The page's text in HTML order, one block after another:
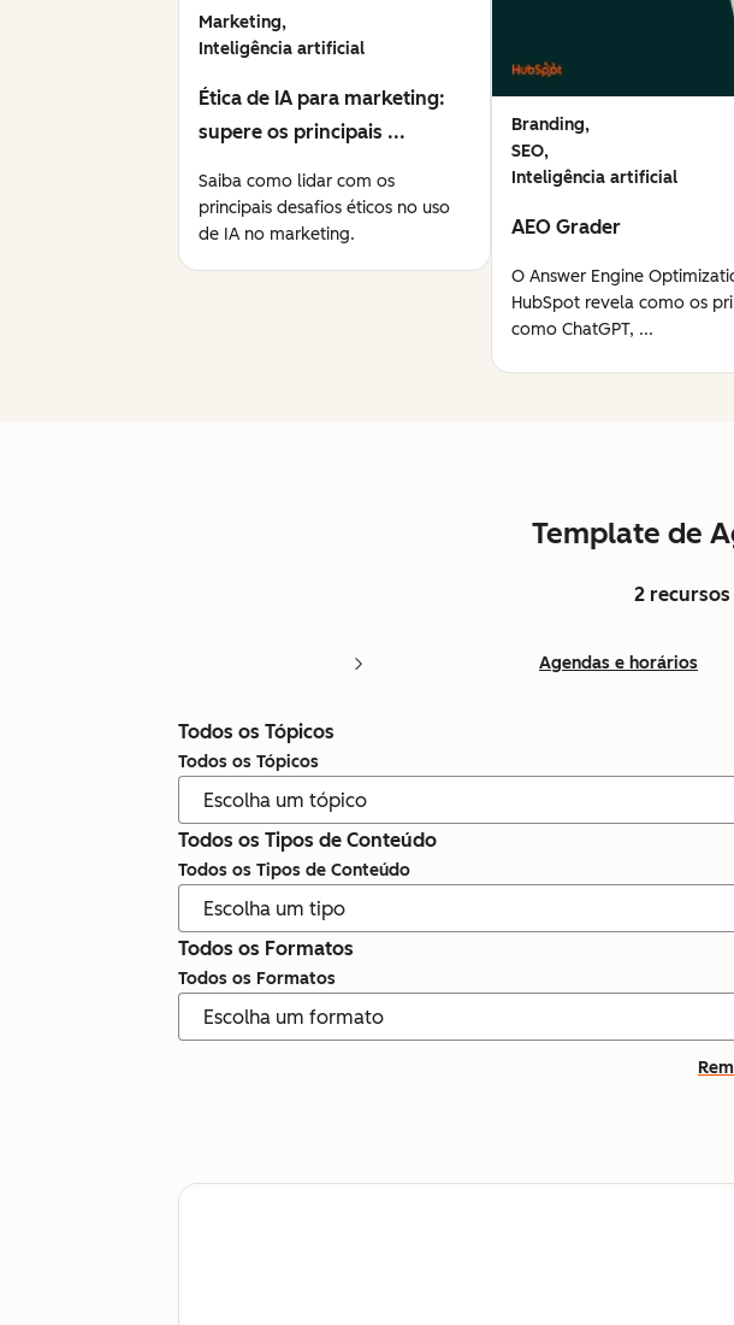
Marketing,
Inteligência artificial
Ética de IA para marketing:
supere os principais ...
Saiba como lidar com os
principais desafios éticos no uso
de IA no marketing.
Branding,
SEO,
Inteligência artificial
AEO Grader
O Answer Engine
HubSpot revela como os
como ChatGPT, ...
Template de
2
Agendas e horários
Todos os Tópicos
Todos os Tópicos
Todos os Tipos de Conteúdo
Todos os Tipos de Conteúdo
Todos os Formatos
Todos os Formatos